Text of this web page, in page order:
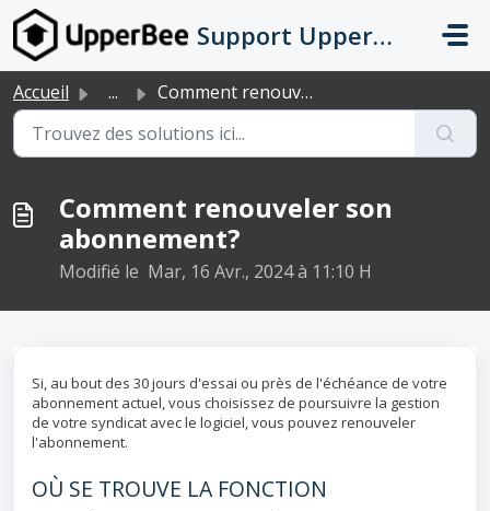
Passer au contenu principal
Support UpperBee
Accueil ... Comment renouveler son abonnement?
Comment renouveler son
abonnement?
Modifié le Mar, 16 Avr., 2024 à 11:10 H
Si, au bout des 30 jours d'essai ou près de l'échéance de votre
abonnement actuel, vous choisissez de poursuivre la gestion
de votre syndicat avec le logiciel, vous pouvez renouveler
l'abonnement.
OÙ SE TROUVE LA FONCTION